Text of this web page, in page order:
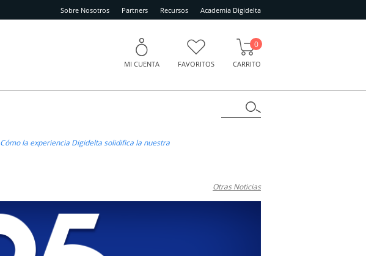
Sobre Nosotros Partners Recursos Academia Digidelta
MI CUENTA FAVORITOS CARRITO
0
Cómo la experiencia Digidelta solidifica la nuestra
Otras Noticias